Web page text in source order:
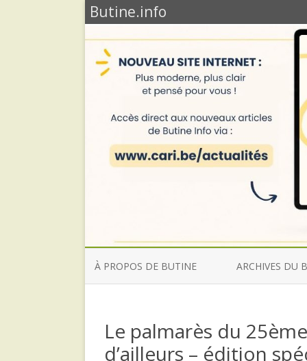
Butine.info
À PROPOS DE BUTINE ARCHIVES DU
Le palmarès du
d’ailleurs – édition